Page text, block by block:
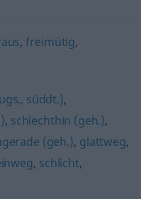
,freimütig,
süddt.),
, schlechthin (geh.),
(geh.), glattweg,
, schlicht,